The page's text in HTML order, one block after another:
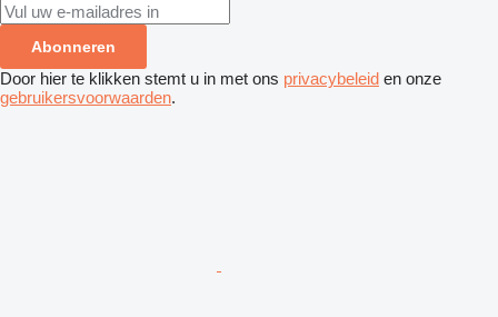
Abonneren
Door hier te klikken stemt u in met ons privacybeleid en onze
gebruikersvoorwaarden.